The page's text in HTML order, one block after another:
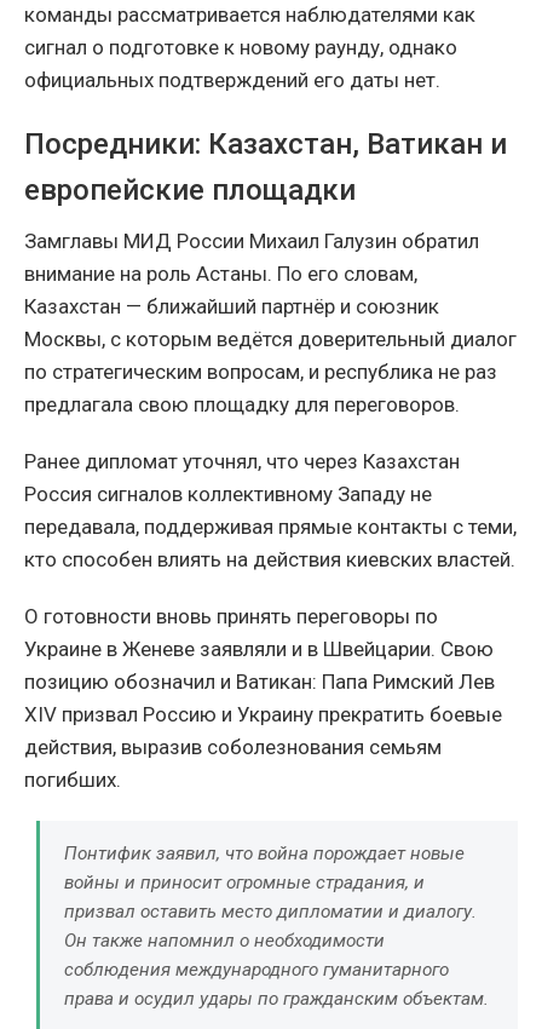
команды рассматривается наблюдателями как
сигнал о подготовке к новому раунду, однако
официальных подтверждений его даты нет.
Посредники: Казахстан, Ватикан и
европейские площадки
Замглавы МИД России Михаил Галузин обратил
внимание на роль Астаны. По его словам,
Казахстан — ближайший партнёр и союзник
Москвы, с которым ведётся доверительный диалог
по стратегическим вопросам, и республика не раз
предлагала свою площадку для переговоров.
Ранее дипломат уточнял, что через Казахстан
Россия сигналов коллективному Западу не
передавала, поддерживая прямые контакты с теми,
кто способен влиять на действия киевских властей.
О готовности вновь принять переговоры по
Украине в Женеве заявляли и в Швейцарии. Свою
позицию обозначил и Ватикан: Папа Римский Лев
XIV призвал Россию и Украину прекратить боевые
действия, выразив соболезнования семьям
погибших.
Понтифик заявил, что война порождает новые
войны и приносит огромные страдания, и
призвал оставить место дипломатии и диалогу.
Он также напомнил о необходимости
соблюдения международного гуманитарного
права и осудил удары по гражданским объектам.